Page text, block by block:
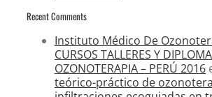
Recent Comments
Instituto Médico De
CURSOS TALLERES Y
OZONOTERAPIA – PERÚ 2016
teórico-práctico de